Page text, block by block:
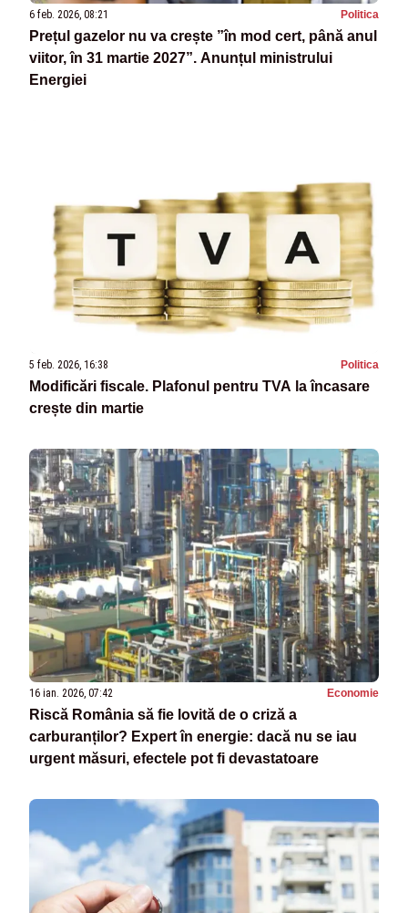
6 feb. 2026, 08:21 Politica
Prețul gazelor nu va crește ”în mod cert, până anul
viitor, în 31 martie 2027”. Anunțul ministrului
Energiei
5 feb. 2026, 16:38 Politica
Modificări fiscale. Plafonul pentru TVA la încasare
crește din martie
16 ian. 2026, 07:42 Economie
Riscă România să fie lovită de o criză a
carburanților? Expert în energie: dacă nu se iau
urgent măsuri, efectele pot fi devastatoare